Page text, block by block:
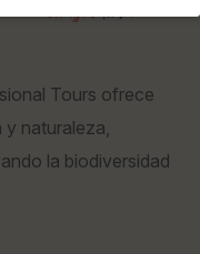
Tours ofrece
naturaleza,
la biodiversidad